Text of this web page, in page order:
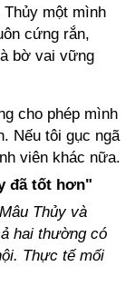
một mình
cứng rắn,
bờ vai vững
cho phép mình
Nếu tôi gục ngã
viên khác nữa.
đã tốt hơn"
Thủy và
hai thường có
Thực tế mối